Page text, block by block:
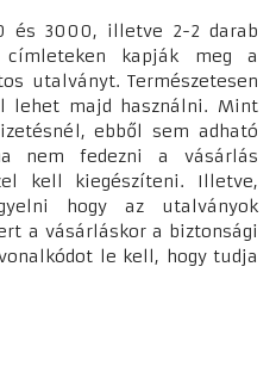
és 3000, illetve 2-2 darab
kapják meg a
utalványt. Természetesen
lehet majd használni. Mint
ebből sem adható
nem fedezni a vásárlás
kell kiegészíteni. Illetve,
hogy az utalványok
a vásárláskor a biztonsági
le kell, hogy tudja